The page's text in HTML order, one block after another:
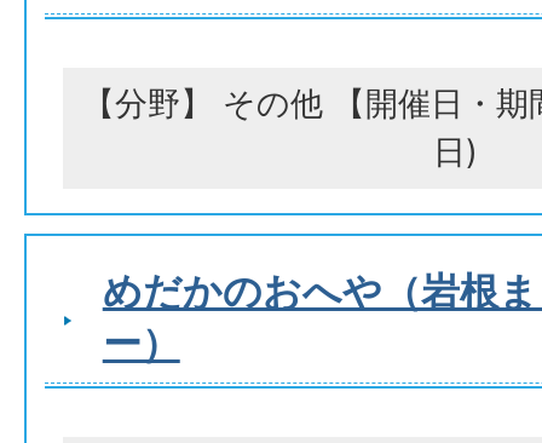
【分野】 その他 【開催日・
日)
めだかのおへや（岩根
ー）